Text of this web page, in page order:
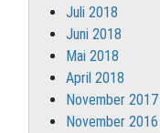
Juli 2018
Juni 2018
Mai 2018
April 2018
November 2017
November 2016